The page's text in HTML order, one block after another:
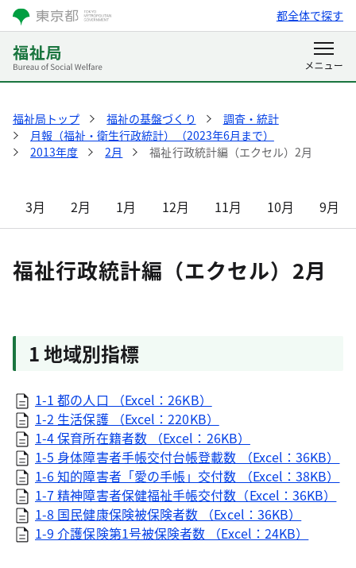
都全体で探す
福祉局トップ 福祉の基盤づくり
調査・統計
月報（福祉・衛生行政統計）（2023年6月まで）
2013年度
2月 福祉行政統計編（エクセル）2月
3月 2月 1月 12月 11月 10月 9月
福祉行政統計編（エクセル）2月
1 地域別指標
1-1 都の人口 （Excel：26KB）
1-2 生活保護 （Excel：220KB）
1-4 保育所在籍者数 （Excel：26KB）
1-5 身体障害者手帳交付台帳登載数 （Excel：36KB）
1-6 知的障害者「愛の手帳」交付数 （Excel：38KB）
1-7 精神障害者保健福祉手帳交付数（Excel：36KB）
1-8 国民健康保険被保険者数 （Excel：36KB）
1-9 介護保険第1号被保険者数 （Excel：24KB）